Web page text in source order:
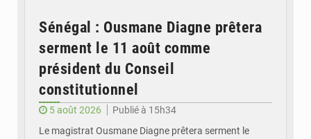
Sénégal : Ousmane Diagne prêtera
serment le 11 août comme
président du Conseil
constitutionnel
5 août 2026
Publié à 15h34
Le magistrat Ousmane Diagne prêtera serment le